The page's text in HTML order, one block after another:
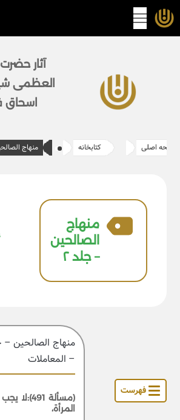
فهرست
پرش
آثار حضرت
العظمی
صفحه اصلی کتابخانه منهاج
منهاج
الصالحین
– جلد ۲
– المعاملات
(مسألة
المرأة،